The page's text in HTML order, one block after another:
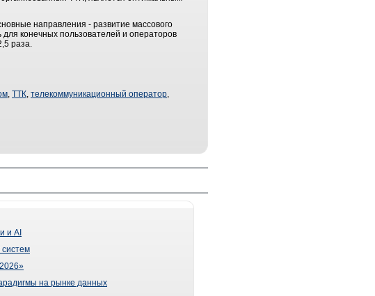
направления - развитие массового
конечных пользователей и операторов
раза.
, ТТК, телекоммуникационный оператор,
и AI
на рынке данных